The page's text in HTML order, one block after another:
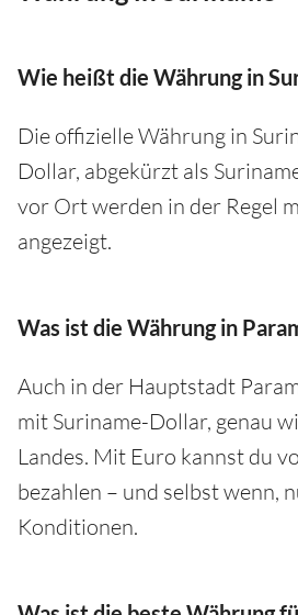
Wie heißt die Währung in
Die offizielle Währung in
Dollar, abgekürzt als
vor Ort werden in der Regel
angezeigt.
Was ist die Währung in
Auch in der Hauptstadt
mit Suriname-Dollar, genau
Landes. Mit Euro kannst du
bezahlen – und selbst wenn,
Konditionen.